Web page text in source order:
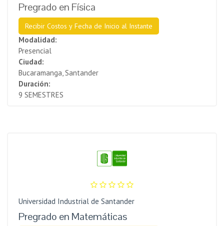
Pregrado en Física
Recibir Costos y Fecha de Inicio al Instante
Modalidad:
Presencial
Ciudad:
Bucaramanga, Santander
Duración:
9 SEMESTRES
Universidad Industrial de Santander
Pregrado en Matemáticas